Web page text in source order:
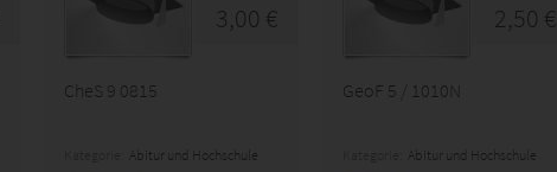
3,00 €
CheS 9 0815
Abitur und Hochschule
2,50 €
GeoF 5 / 1010N
Abitur und Hochschule